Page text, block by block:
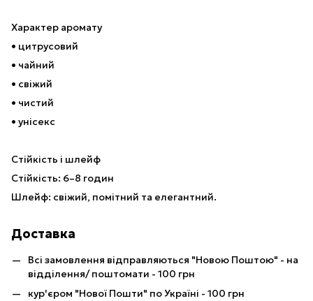
Характер аромату
• цитрусовий
• чайний
• свіжий
• чистий
• унісекс
Стійкість і шлейф
Стійкість: 6–8 годин
Шлейф: свіжий, помітний та елегантний.
Доставка
Всі замовлення відправляються "Новою Поштою" - на
відділення/ поштомати - 100 грн
кур'єром "Нової Пошти" по Україні - 100 грн